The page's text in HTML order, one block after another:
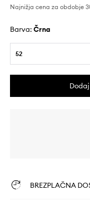
Najnižja cena za obdobje
Barva: črna
52
BREZPLAČNA